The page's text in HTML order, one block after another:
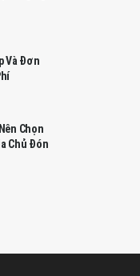
Và Đơn
Chọn
Chủ Đón